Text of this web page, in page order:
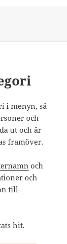
och
i menyn, så
och
ut och är
framöver.
och
och
till
hit.